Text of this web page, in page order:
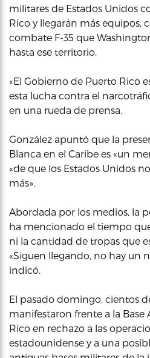
militares de Estados Unidos
Rico y llegarán más equipos,
combate F-35 que
hasta ese territorio.
«El Gobierno de Puerto Rico
esta lucha contra el
en una rueda de prensa.
González apuntó que la
Blanca en el Caribe es «un
«de que los Estados Unidos
más».
Abordada por los medios, la
ha mencionado el tiempo
ni la cantidad de tropas que
«Siguen llegando, no hay un
indicó.
El pasado domingo, cientos
manifestaron frente a la Base
Rico en rechazo a las
estadounidense y a una